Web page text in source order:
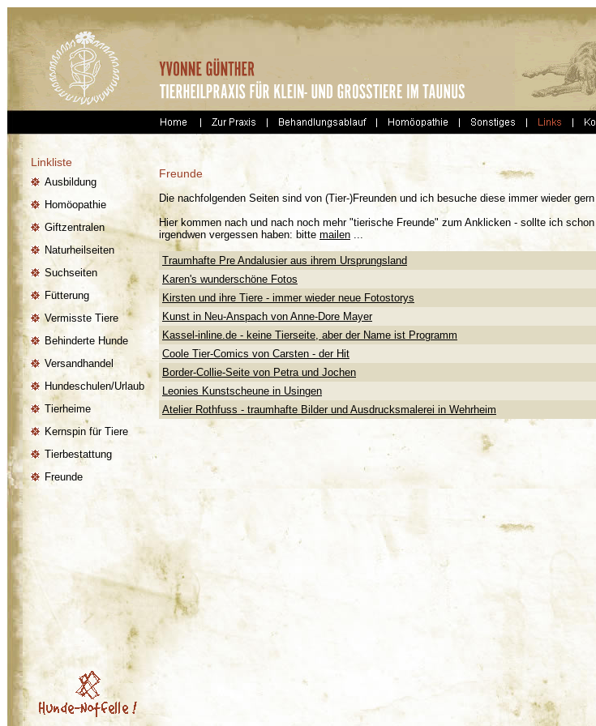
Linkliste
Ausbildung
Homöopathie
Giftzentralen
Naturheilseiten
Suchseiten
Fütterung
Vermisste Tiere
Behinderte Hunde
Versandhandel
Hundeschulen/Urlaub
Tierheime
Kernspin für Tiere
Tierbestattung
Freunde
Freunde
Die nachfolgenden Seiten sind von (Tier-)Freunden und ich besuche diese immer wieder
Hier kommen nach und nach noch mehr "tierische Freunde" zum Anklicken - sollte ich
irgendwen vergessen haben: bitte mailen ...
Traumhafte Pre Andalusier aus ihrem Ursprungsland
Karen's wunderschöne Fotos
Kirsten und ihre Tiere - immer wieder neue Fotostorys
Kunst in Neu-Anspach von Anne-Dore Mayer
Kassel-inline.de - keine Tierseite, aber der Name ist Programm
Coole Tier-Comics von Carsten - der Hit
Border-Collie-Seite von Petra und Jochen
Leonies Kunstscheune in Usingen
Atelier Rothfuss - traumhafte Bilder und Ausdrucksmalerei in Wehrheim